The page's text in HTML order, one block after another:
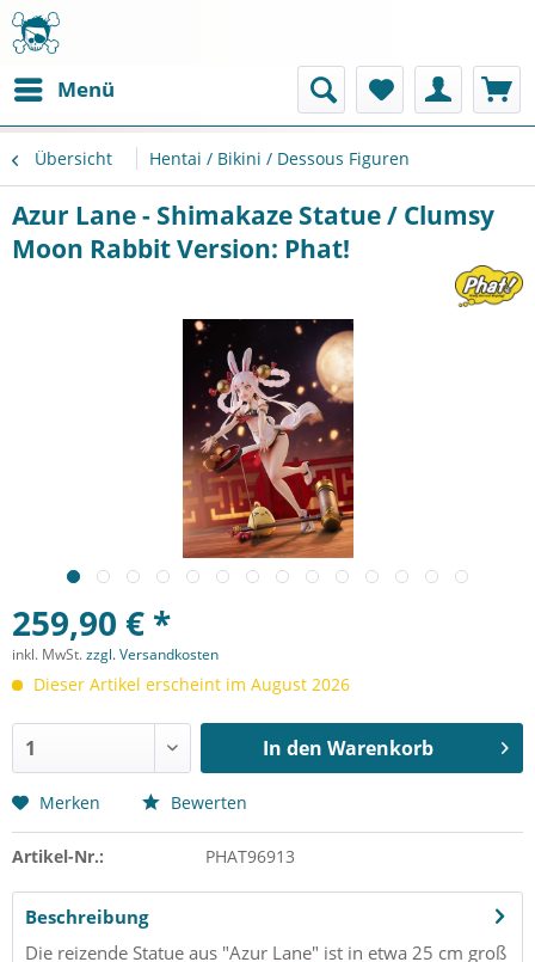
Menü
Übersicht Hentai / Bikini / Dessous Figuren
Azur Lane - Shimakaze Statue / Clumsy
Moon Rabbit Version: Phat!
259,90 € *
inkl. MwSt.zzgl. Versandkosten
Dieser Artikel erscheint im August 2026
In den Warenkorb
Merken Bewerten
Artikel-Nr.: PHAT96913
Beschreibung
Die reizende Statue aus "Azur Lane" ist in etwa 25 cm groß